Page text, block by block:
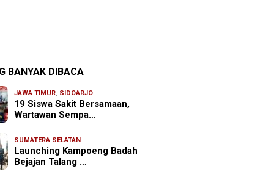
BANYAK DIBACA
JAWA TIMUR, SIDOARJO
19 Siswa Sakit Bersamaan,
Wartawan Sempa…
SUMATERA SELATAN
Launching Kampoeng Badah
Bejajan Talang …